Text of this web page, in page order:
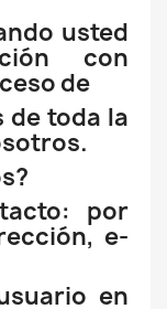
usted
con
de
de toda la
por
e-
en